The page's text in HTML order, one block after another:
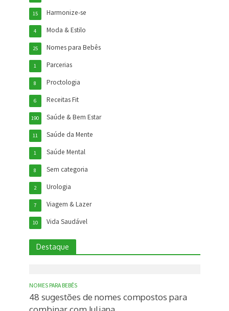
Harmonize-se
15
Moda & Estilo
4
Nomes para Bebês
25
Parcerias
1
Proctologia
8
Receitas Fit
6
Saúde & Bem Estar
190
Saúde da Mente
11
Saúde Mental
1
Sem categoria
8
Urologia
2
Viagem & Lazer
7
Vida Saudável
10
Destaque
NOMES PARA BEBÊS
48 sugestões de nomes compostos para